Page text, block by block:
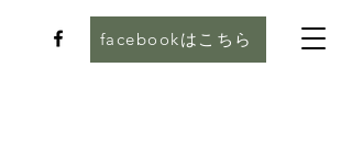
facebookはこちら